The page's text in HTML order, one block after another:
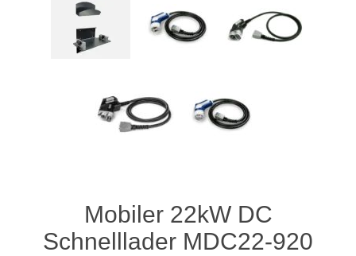
Mobiler 22kW DC
Schnelllader MDC22-920